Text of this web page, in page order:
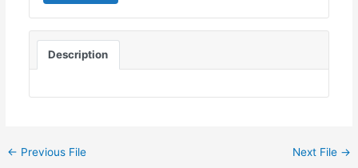
Description
← Previous File Next File →